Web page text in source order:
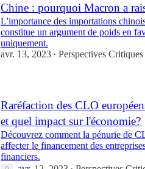
Chine : pourquoi Macron a
L'importance des importations
constitue un argument de poids en
uniquement.
avr. 13, 2023 • Perspectives Critiques
Raréfaction des CLO
et quel impact sur l'économie?
Découvrez comment la pénurie de
affecter le financement des
financiers.